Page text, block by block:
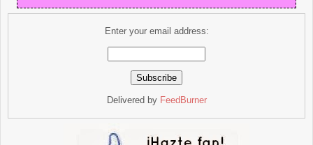
Enter your email address:
Delivered by FeedBurner